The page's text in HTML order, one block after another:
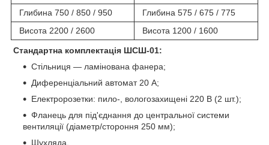
Глибина 750 / 850 / 950
Глибина 575 / 675 / 775
Висота 2200 / 2600
Висота 1200 / 1600
Стандартна комплектація ШСШ-01:
Стільниця — ламінована фанера;
Диференціальний автомат 20 А;
Електророзетки: пило-, вологозахищені 220 В (2 шт.);
Фланець для під'єднання до центральної системи
вентиляції (діаметр/стороння 250 мм);
Шухляда.